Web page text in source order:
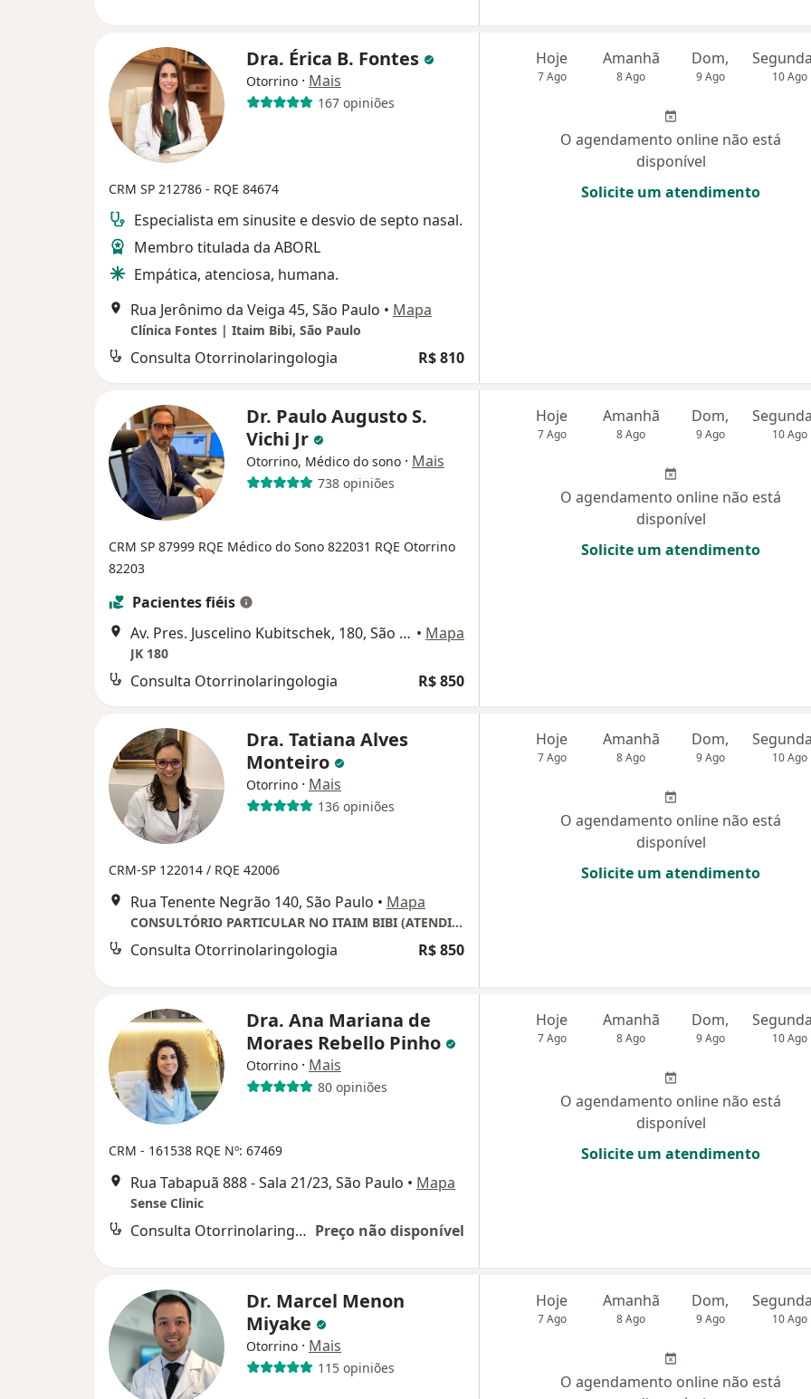
Dra. Érica B. Fontes
Otorrino · Mais
167 opiniões
CRM SP 212786 - RQE 84674
Especialista em sinusite e desvio de septo nasal.
Membro titulada da ABORL
Empática, atenciosa, humana.
Rua Jerônimo da Veiga 45, São Paulo • Mapa
Clínica Fontes | Itaim Bibi, São Paulo
Consulta Otorrinolaringologia R$ 810
Hoje
7 Ago
Amanhã
8 Ago
Dom,
9 Ago 10 Ago
O agendamento online não está
disponível
Solicite um atendimento
Dr. Paulo Augusto S.
Vichi Jr
Otorrino, Médico do sono · Mais
738 opiniões
CRM SP 87999 RQE Médico do Sono 822031 RQE Otorrino
82203
Pacientes fiéis
Av. Pres. Juscelino Kubitschek, 180, São Paulo • Mapa
JK 180
Consulta Otorrinolaringologia R$ 850
Hoje
7 Ago
Amanhã
8 Ago
Dom,
9 Ago 10 Ago
O agendamento online não está
disponível
Solicite um atendimento
Dra. Tatiana Alves
Monteiro
Otorrino · Mais
136 opiniões
CRM-SP 122014 / RQE 42006
Rua Tenente Negrão 140, São Paulo • Mapa
CONSULTÓRIO PARTICULAR NO ITAIM BIBI (ATENDIMENTO às 2o,4o e 5o feiras)
Consulta Otorrinolaringologia R$ 850
Hoje
7 Ago
Amanhã
8 Ago
Dom,
9 Ago 10 Ago
O agendamento online não está
disponível
Solicite um atendimento
Dra. Ana Mariana de
Moraes Rebello Pinho
Otorrino · Mais
80 opiniões
CRM - 161538 RQE Nº: 67469
Rua Tabapuã 888 - Sala 21/23, São Paulo • Mapa
Sense Clinic
Consulta Otorrinolaringologia Preço não disponível
Hoje
7 Ago
Amanhã
8 Ago
Dom,
9 Ago 10 Ago
O agendamento online não está
disponível
Solicite um atendimento
Dr. Marcel Menon
Miyake
Otorrino · Mais
115 opiniões
Hoje
7 Ago
Amanhã
8 Ago
Dom,
9 Ago 10 Ago
O agendamento online não está